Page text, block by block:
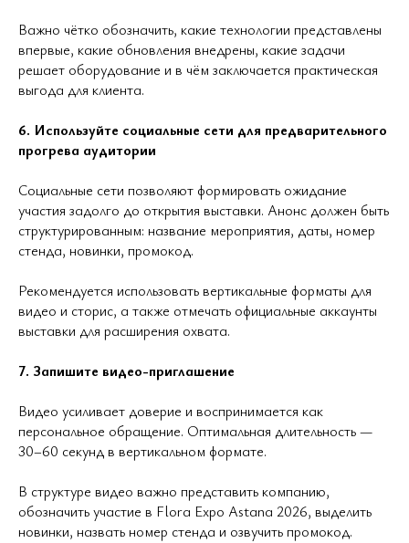
Важно чётко обозначить, какие технологии представлены
впервые, какие обновления внедрены, какие задачи
решает оборудование и в чём заключается практическая
выгода для клиента.
6. Используйте социальные сети для предварительного
прогрева аудитории
Социальные сети позволяют формировать ожидание
участия задолго до открытия выставки. Анонс должен быть
структурированным: название мероприятия, даты, номер
стенда, новинки, промокод.
Рекомендуется использовать вертикальные форматы для
видео и сторис, а также отмечать официальные аккаунты
выставки для расширения охвата.
7. Запишите видео-приглашение
Видео усиливает доверие и воспринимается как
персональное обращение. Оптимальная длительность —
30–60 секунд в вертикальном формате.
В структуре видео важно представить компанию,
обозначить участие в Flora Expo Astana 2026, выделить
новинки, назвать номер стенда и озвучить промокод.